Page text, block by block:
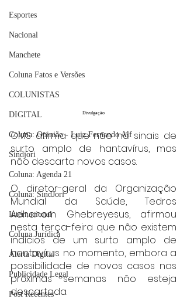
Esportes
Nacional
Manchete
Coluna Fatos e Versões
COLUNISTAS
DIGITAL
Coluna: Opinião - Luiz Fernando Alf
Sindjori
Coluna: Agenda 21
Coluna: SindJori
Internacional
Coluna Jurídica
Alerta Digital
Publicidade Legal
Post Recentes
Divulgação
OMS afirma que não há sinais de
surto amplo de hantavírus, mas
não descarta novos casos.
O diretor-geral da Organização
Mundial da Saúde, Tedros
Adhanom Ghebreyesus, afirmou
nesta terça-feira que não existem
indícios de um surto amplo de
hantavírus no momento, embora a
possibilidade de novos casos nas
próximas semanas não esteja
descartada.